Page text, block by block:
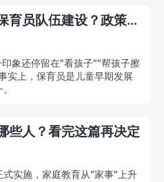
国家为何越来越重视保育员队伍建设？政策解读来了
象还停留在"看孩子""帮孩子擦
实上，保育员是儿童早期发展
些人？看完这篇再决定
实施，家庭教育从"家事"上升